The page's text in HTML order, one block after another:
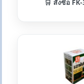
🛒 สั่งซื้อ FK-